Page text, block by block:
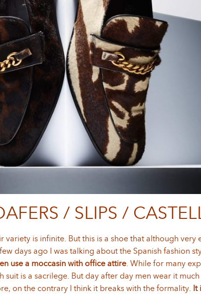
/ SLIPS /
variety is infinite. But this is a shoe that although very
days ago I was talking about the Spanish fashion
use a moccasin with office attire. While for many
suit is a sacrilege. But day after day men wear it much
on the contrary I think it breaks with the formality.
It